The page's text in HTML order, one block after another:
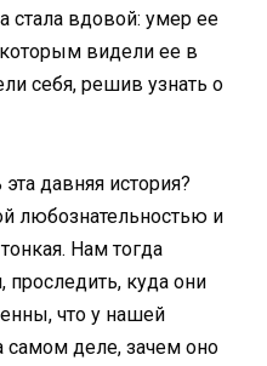
стала вдовой: умер ее
видели ее в
себя, решив узнать о
давняя история?
любознательностью и
Нам тогда
проследить, куда они
что у нашей
самом деле, зачем оно